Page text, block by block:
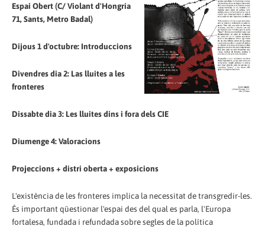
Espai Obert (C/ Violant d'Hongría
71, Sants, Metro Badal)
Dijous 1 d'octubre: Introduccions
Divendres dia 2: Las lluites a les
fronteres
Dissabte dia 3: Les lluites dins i fora dels CIE
Diumenge 4: Valoracions
Projeccions + distri oberta + exposicions
L'existència de les fronteres implica la necessitat de transgredir-les.
És important qüestionar l'espai des del qual es parla, l'Europa
fortalesa, fundada i refundada sobre segles de la política